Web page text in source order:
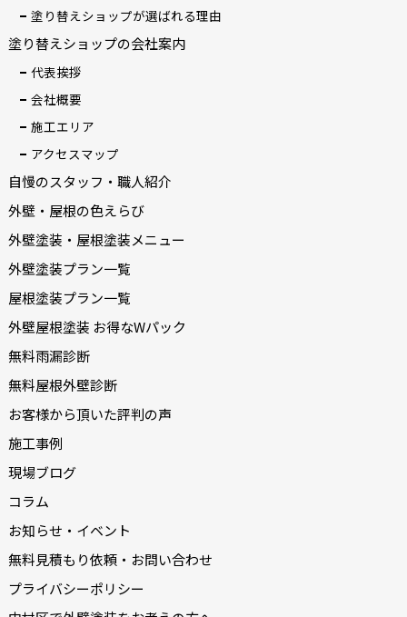
塗り替えショップが選ばれる理由
塗り替えショップの会社案内
代表挨拶
会社概要
施工エリア
アクセスマップ
自慢のスタッフ・職人紹介
外壁・屋根の色えらび
外壁塗装・屋根塗装メニュー
外壁塗装プラン一覧
屋根塗装プラン一覧
外壁屋根塗装 お得なWパック
無料雨漏診断
無料屋根外壁診断
お客様から頂いた評判の声
施工事例
現場ブログ
コラム
お知らせ・イベント
無料見積もり依頼・お問い合わせ
プライバシーポリシー